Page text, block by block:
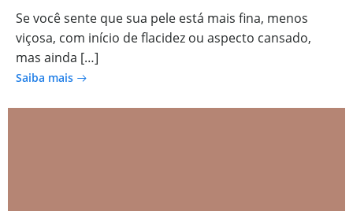
Se você sente que sua pele está mais fina, menos
viçosa, com início de flacidez ou aspecto cansado,
mas ainda […]
Saiba mais